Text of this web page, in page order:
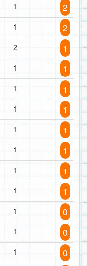
1 2
1 2
2 1
1 1
1 1
1 1
1 1
1 1
1 1
1 1
1 0
1 0
1 0